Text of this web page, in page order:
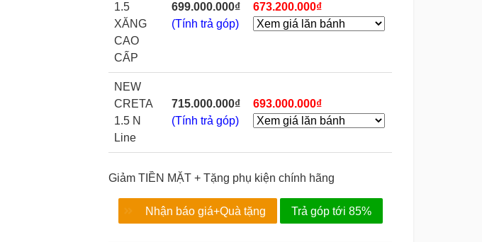
1.5
XĂNG
CAO
CẤP
699.000.000₫
(Tính trả góp)
673.200.000₫
NEW
CRETA
1.5 N
Line
715.000.000₫
(Tính trả góp)
693.000.000₫
Giảm TIỀN MẶT + Tặng phụ kiện chính hãng
Nhận báo giá+Quà tặng Trả góp tới 85%